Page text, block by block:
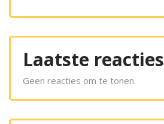
Laatste reacties
Geen reacties om te tonen.